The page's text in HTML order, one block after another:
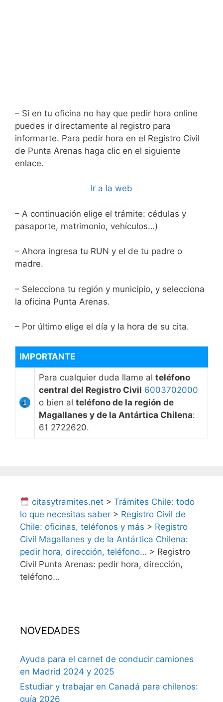
– Si en tu oficina no hay que pedir hora online
puedes ir directamente al registro para
informarte. Para pedir hora en el Registro Civil
de Punta Arenas haga clic en el siguiente
enlace.
Ir a la web
– A continuación elige el trámite: cédulas y
pasaporte, matrimonio, vehículos…)
– Ahora ingresa tu RUN y el de tu padre o
madre.
– Selecciona tu región y municipio, y selecciona
la oficina Punta Arenas.
– Por último elige el día y la hora de su cita.
IMPORTANTE
Para cualquier duda llame al teléfono
central del Registro Civil 6003702000
o bien al teléfono de la región de
Magallanes y de la Antártica Chilena:
61 2722620.
citasytramites.net >Trámites Chile: todo
lo que necesitas saber > Registro Civil de
Chile: oficinas, teléfonos y más > Registro
Civil Magallanes y de la Antártica Chilena:
pedir hora, dirección, teléfono… > Registro
Civil Punta Arenas: pedir hora, dirección,
teléfono…
NOVEDADES
Ayuda para el carnet de conducir camiones
en Madrid 2024 y 2025
Estudiar y trabajar en Canadá para chilenos:
guía 2026